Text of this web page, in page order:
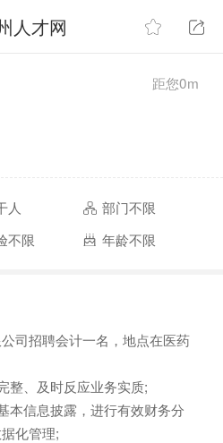
人才网
距您0m
人
部门不限
不限 年龄不限
司招聘会计一名，地点在医药
整、及时反应业务实质;
本信息披露，进行有效财务分
化管理;